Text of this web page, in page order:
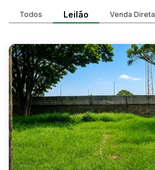
Motos
SUV
Utilitário & furgão
Todos Leilão Venda Direta